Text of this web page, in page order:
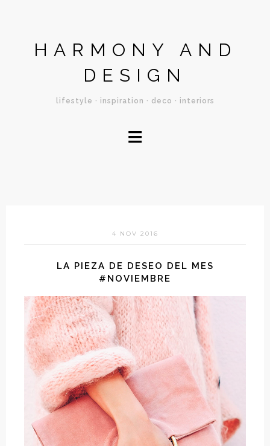
HARMONY AND
DESIGN
lifestyle · inspiration · deco · interiors
≡
4 NOV 2016
LA PIEZA DE DESEO DEL MES
#NOVIEMBRE